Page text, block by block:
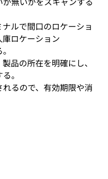
ルで間口のロケーショ
ロケーション
品の所在を明確にし、
。
るので、有効期限や消